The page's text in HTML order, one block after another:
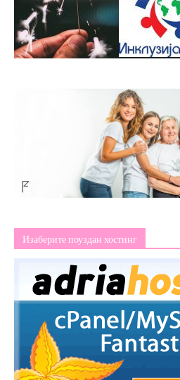
Изаберите поуздан хостинг